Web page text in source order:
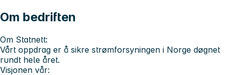
Om bedriften
Om Statnett:
Vårt oppdrag er å sikre strømforsyningen i Norge døgnet
rundt hele året.
Visjonen vår: